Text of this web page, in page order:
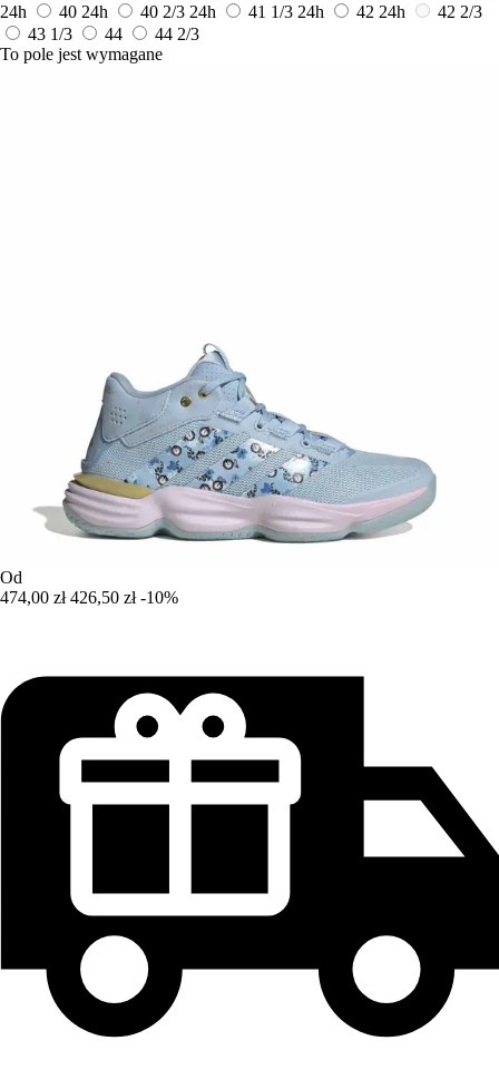
24h
40 24h 40 2/3 24h 41 1/3 24h 42 24h
42 2/3
43 1/3
44
44 2/3
To pole jest wymagane
Od
474,00 zł 426,50 zł -10%